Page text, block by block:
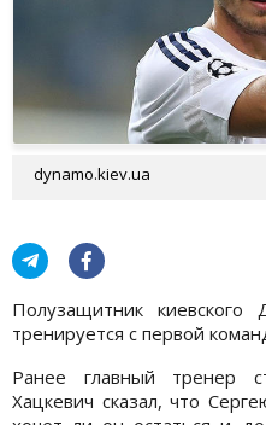
dynamo.kiev.ua
Полузащитник
тренируется с первой
Ранее главный тренер
Хацкевич сказал, что